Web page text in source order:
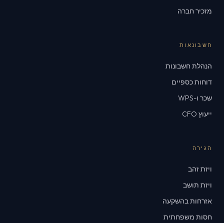
מזכיר חברה
חשבונאות
הנהלת חשבונות
דוחות כספיים
שכר ו-WPS
ייעוץ CFO
הגירה
ויזת זהב
ויזת תושב
אזרחות בהשקעה
חסות משפחתית